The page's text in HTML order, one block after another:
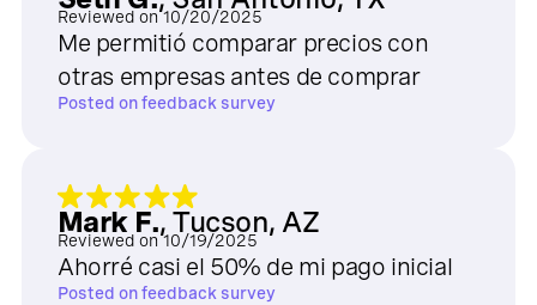
Reviewed on10/20/2025
Me permitió comparar precios con
otras empresas antes de comprar
Posted onfeedback survey
Mark F.,Tucson, AZ
Reviewed on10/19/2025
Ahorré casi el 50% de mi pago inicial
Posted onfeedback survey